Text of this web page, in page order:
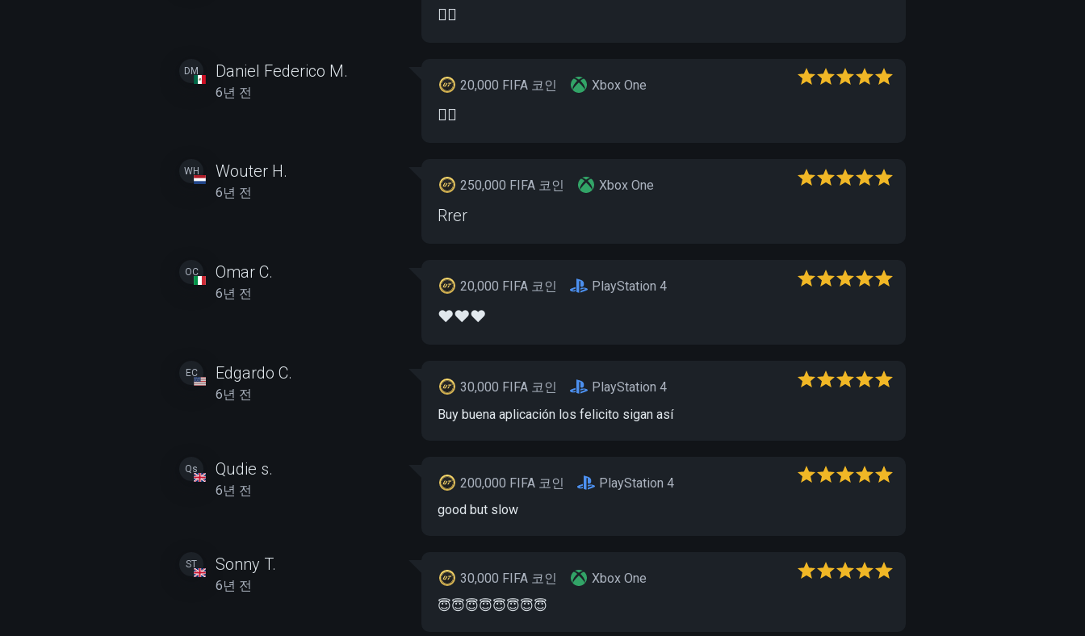
👍🏽
DM Daniel Federico M.
6년 전 20,000 FIFA 코인 Xbox One
👍🏽
WH Wouter H.
6년 전 250,000 FIFA 코인 Xbox One
Rrer
OC Omar C.
6년 전 20,000 FIFA 코인 PlayStation 4
❤️❤️❤️
EC Edgardo C.
6년 전 30,000 FIFA 코인
PlayStation 4
Buy buena aplicación los felicito sigan así
Qs Qudie s.
6년 전 200,000 FIFA 코인
PlayStation 4
good but slow
ST Sonny T.
6년 전 30,000 FIFA 코인
Xbox One
😇😇😇😇😇😇😇😇